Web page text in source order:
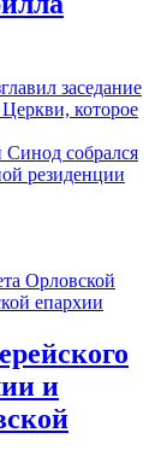
заседание
которое
собрался
резиденции
и